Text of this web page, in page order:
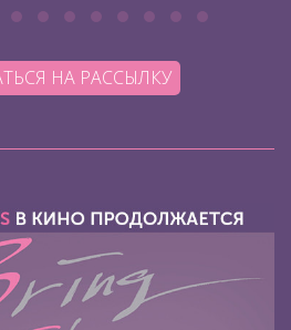
НА РАССЫЛКУ